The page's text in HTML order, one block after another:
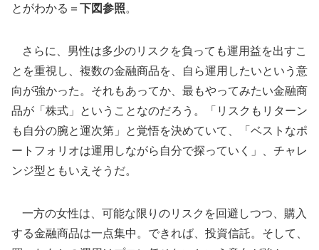
とがわかる＝ 下図参照。
さらに、男性は多少のリスクを負っても運用益を出すこ
とを重視し、複数の金融商品を、自ら運用したいという意
向が強かった。それもあってか、最もやってみたい金融商
品が「株式」ということなのだろう。「リスクもリターン
も自分の腕と運次第」と覚悟を決めていて、「ベストなポ
ートフォリオは運用しながら自分で探っていく」、チャレ
ンジ型ともいえそうだ。
一方の女性は、可能な限りのリスクを回避しつつ、購入
する金融商品は一点集中。できれば、投資信託。そして、